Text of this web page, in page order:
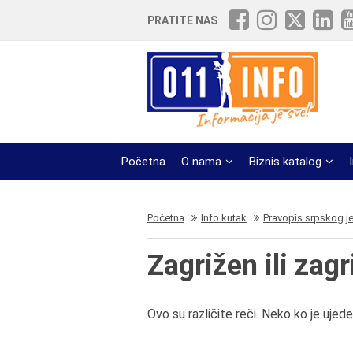
PRATITE NAS
Početna O nama Biznis katalog
Početna Info kutak Pravopis srpskog
Zagrižen ili
Ovo su različite reči. Neko ko je